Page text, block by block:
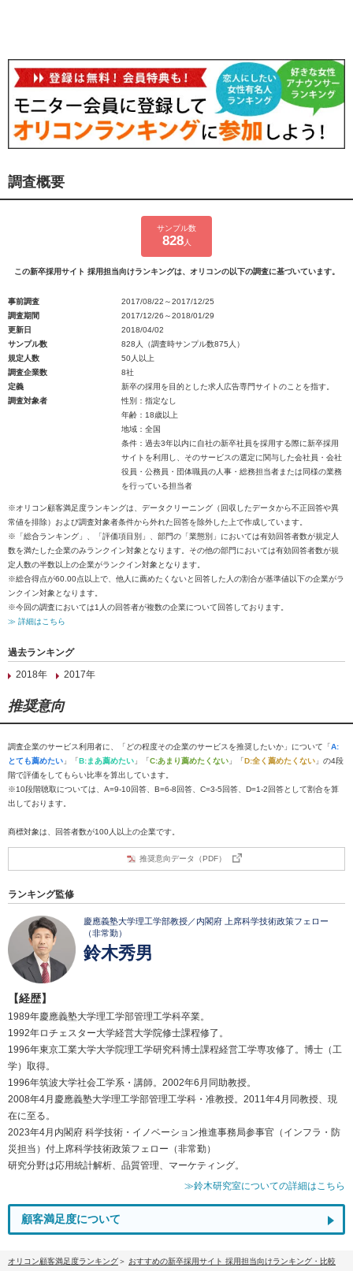
調査概要
サンプル数
828人
この新卒採用サイト 採用担当向けランキングは、オリコンの以下の調査に基づいています。
事前調査
2017/08/22～2017/12/25
調査期間
2017/12/26～2018/01/29
更新日
2018/04/02
サンプル数
828人（調査時サンプル数875人）
規定人数
50人以上
調査企業数
8社
定義
新卒の採用を目的とした求人広告専門サイトのことを指す。
調査対象者
性別：指定なし
年齢：18歳以上
地域：全国
条件：過去3年以内に自社の新卒社員を採用する際に新卒採用
サイトを利用し、そのサービスの選定に関与した会社員・会社
役員・公務員・団体職員の人事・総務担当者または同様の業務
を行っている担当者
※オリコン顧客満足度ランキングは、データクリーニング（回収したデータから不正回答や異
常値を排除）および調査対象者条件から外れた回答を除外した上で作成しています。
※「総合ランキング」、「評価項目別」、部門の「業態別」においては有効回答者数が規定人
数を満たした企業のみランクイン対象となります。その他の部門においては有効回答者数が規
定人数の半数以上の企業がランクイン対象となります。
※総合得点が60.00点以上で、他人に薦めたくないと回答した人の割合が基準値以下の企業がラ
ンクイン対象となります。
※今回の調査においては1人の回答者が複数の企業について回答しております。
≫ 詳細はこちら
過去ランキング
2018年
2017年
推奨意向
調査企業のサービス利用者に、「どの程度その企業のサービスを推奨したいか」について「A:
とても薦めたい 」「B:まあ薦めたい 」「C:あまり薦めたくない 」「D:全く薦めたくない 」の4段
階で評価をしてもらい比率を算出しています。
※10段階聴取については、A=9-10回答、B=6-8回答、C=3-5回答、D=1-2回答として割合を算
出しております。
商標対象は、回答者数が100人以上の企業です。
推奨意向データ（PDF）
ランキング監修
慶應義塾大学理工学部教授／内閣府 上席科学技術政策フェロー
（非常勤）
鈴木秀男
【経歴】
1989年慶應義塾大学理工学部管理工学科卒業。
1992年ロチェスター大学経営大学院修士課程修了。
1996年東京工業大学大学院理工学研究科博士課程経営工学専攻修了。博士（工
学）取得。
1996年筑波大学社会工学系・講師。2002年6月同助教授。
2008年4月慶應義塾大学理工学部管理工学科・准教授。2011年4月同教授、現
在に至る。
2023年4月内閣府 科学技術・イノベーション推進事務局参事官（インフラ・防
災担当）付上席科学技術政策フェロー（非常勤）
研究分野は応用統計解析、品質管理、マーケティング。
≫鈴木研究室についての詳細はこちら
顧客満足度について
オリコン顧客満足度ランキング
おすすめの新卒採用サイト 採用担当向けランキング・比較